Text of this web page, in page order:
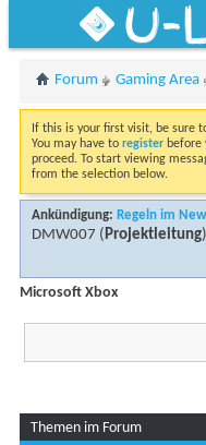
U-
Forum Gaming Area
If this is your first visit, be sure
You may have to register before
proceed. To start viewing
from the selection below.
Ankündigung: Regeln im
DMW007 (Projektleitung)
Microsoft Xbox
Themen im Forum